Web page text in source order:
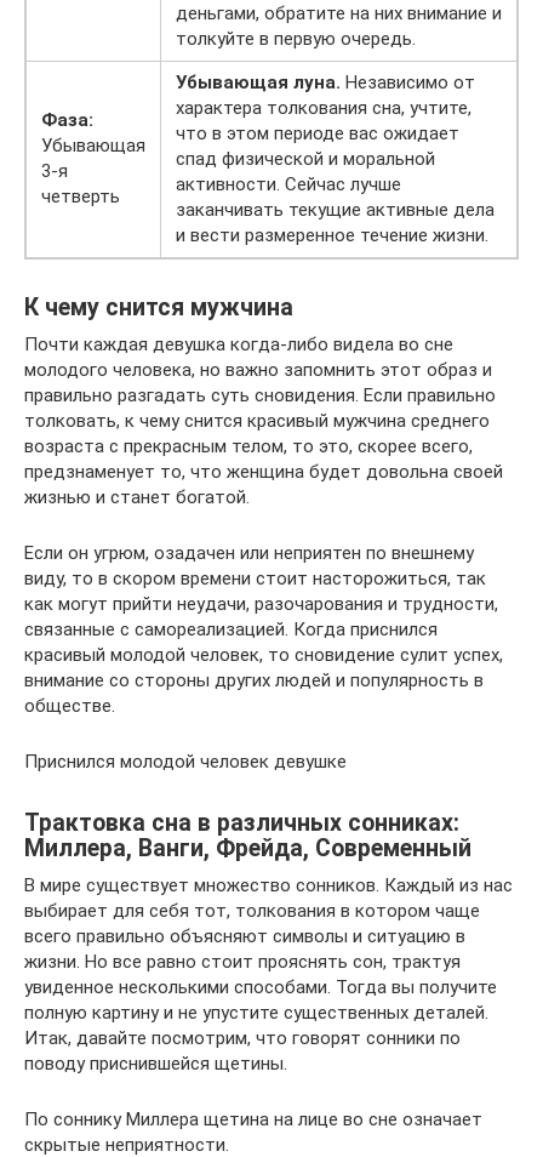
деньгами, обратите на них внимание и
толкуйте в первую очередь.
Фаза:
Убывающая
3-я
четверть
Убывающая луна. Независимо от
характера толкования сна, учтите,
что в этом периоде вас ожидает
спад физической и моральной
активности. Сейчас лучше
заканчивать текущие активные дела
и вести размеренное течение жизни.
К чему снится мужчина
Почти каждая девушка когда-либо видела во сне
молодого человека, но важно запомнить этот образ и
правильно разгадать суть сновидения. Если правильно
толковать, к чему снится красивый мужчина среднего
возраста с прекрасным телом, то это, скорее всего,
предзнаменует то, что женщина будет довольна своей
жизнью и станет богатой.
Если он угрюм, озадачен или неприятен по внешнему
виду, то в скором времени стоит насторожиться, так
как могут прийти неудачи, разочарования и трудности,
связанные с самореализацией. Когда приснился
красивый молодой человек, то сновидение сулит успех,
внимание со стороны других людей и популярность в
обществе.
Приснился молодой человек девушке
Трактовка сна в различных сонниках:
Миллера, Ванги, Фрейда, Современный
В мире существует множество сонников. Каждый из нас
выбирает для себя тот, толкования в котором чаще
всего правильно объясняют символы и ситуацию в
жизни. Но все равно стоит прояснять сон, трактуя
увиденное несколькими способами. Тогда вы получите
полную картину и не упустите существенных деталей.
Итак, давайте посмотрим, что говорят сонники по
поводу приснившейся щетины.
По соннику Миллера щетина на лице во сне означает
скрытые неприятности.